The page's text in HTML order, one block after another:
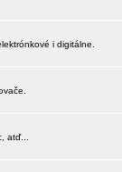
i digitálne.
atď...